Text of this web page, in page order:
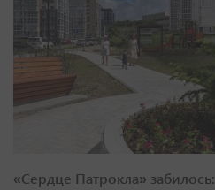
«Сердце Патрокла» забилось: